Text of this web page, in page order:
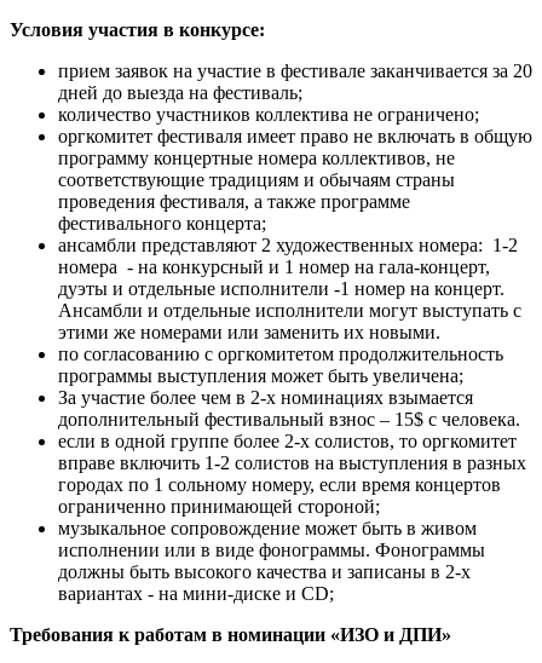
Условия участия в конкурсе:
прием заявок на участие в фестивале заканчивается за 20
дней до выезда на фестиваль;
количество участников коллектива не ограничено;
оргкомитет фестиваля имеет право не включать в общую
программу концертные номера коллективов, не
соответствующие традициям и обычаям страны
проведения фестиваля, а также программе
фестивального концерта;
ансамбли представляют 2 художественных номера: 1-2
номера - на конкурсный и 1 номер на гала-концерт,
дуэты и отдельные исполнители -1 номер на концерт.
Ансамбли и отдельные исполнители могут выступать с
этими же номерами или заменить их новыми.
по согласованию с оргкомитетом продолжительность
программы выступления может быть увеличена;
За участие более чем в 2-х номинациях взымается
дополнительный фестивальный взнос – 15$ с человека.
если в одной группе более 2-х солистов, то оргкомитет
вправе включить 1-2 солистов на выступления в разных
городах по 1 сольному номеру, если время концертов
ограниченно принимающей стороной;
музыкальное сопровождение может быть в живом
исполнении или в виде фонограммы. Фонограммы
должны быть высокого качества и записаны в 2-х
вариантах - на мини-диске и CD;
Требования к работам в номинации «ИЗО и ДПИ»